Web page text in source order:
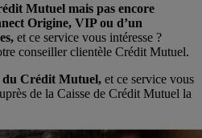
Mutuel mais pas encore
Origine, VIP ou d’un
et ce service vous intéresse ?
conseiller clientèle Crédit Mutuel.
du Crédit Mutuel, et ce service vous
de la Caisse de Crédit Mutuel la